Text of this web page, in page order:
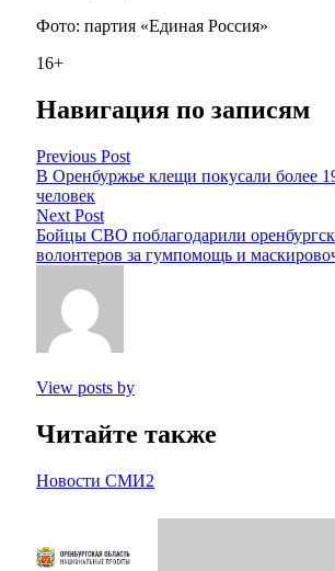
Фото: партия «Единая Россия»
16+
Навигация по записям
Previous Post
В Оренбуржье клещи покусали более
человек
Next Post
Бойцы СВО поблагодарили
волонтеров за гумпомощь и
View posts by
Читайте также
Новости СМИ2